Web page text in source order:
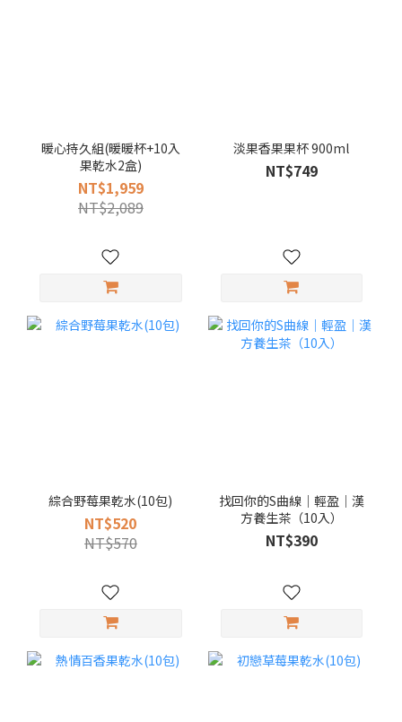
暖心持久組(暖暖杯+10入
果乾水2盒)
NT$1,959
NT$2,089
淡果香果果杯 900ml
NT$749
綜合野莓果乾水(10包)
NT$520
NT$570
找回你的S曲線｜輕盈｜漢
方養生茶（10入）
NT$390